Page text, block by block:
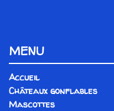
MENU
Accueil
Châteaux gonflables
Mascottes